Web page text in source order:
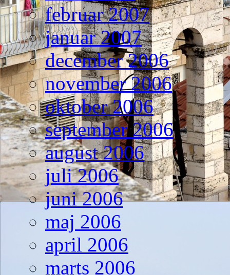
februar 2007
januar 2007
december 2006
november 2006
oktober 2006
september 2006
august 2006
juli 2006
juni 2006
maj 2006
april 2006
marts 2006